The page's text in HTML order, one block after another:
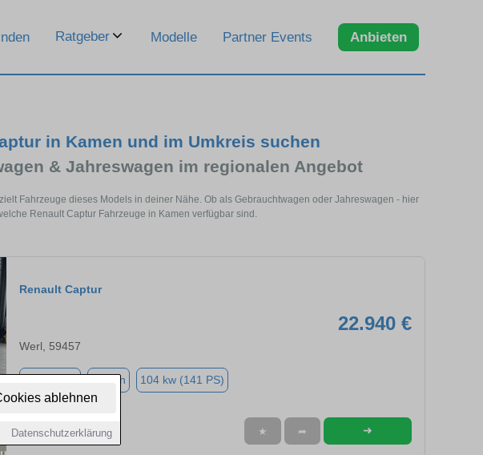
ablehnen
Datenschutzerklärung
Ratgeber Modelle Partner Events Anbieten
in Kamen und im Umkreis suchen
& Jahreswagen im regionalen Angebot
Fahrzeuge dieses Models in deiner Nähe. Ob als Gebrauchtwagen oder Jahreswagen - hier
Renault Captur Fahrzeuge in Kamen verfügbar sind.
Renault Captur
22.940 €
Werl, 59457
Benzin 104 kw (141 PS)
★ ➦ ➜